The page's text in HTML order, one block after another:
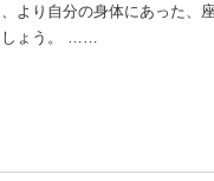
より自分の身体にあった、
しょう。 ……